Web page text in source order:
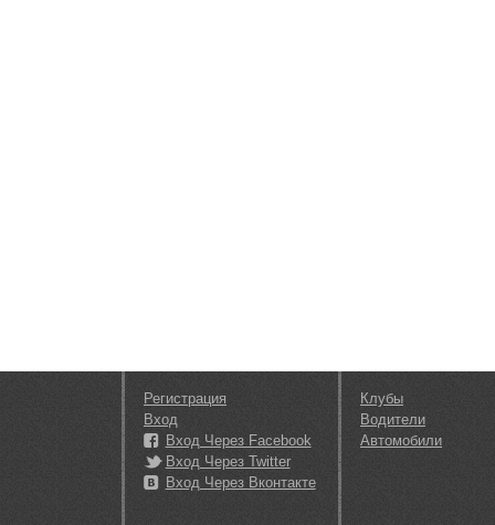
Регистрация
Вход
Вход Через Facebook
Вход Через Twitter
Вход Через Вконтакте
Клубы
Водители
Автомобили